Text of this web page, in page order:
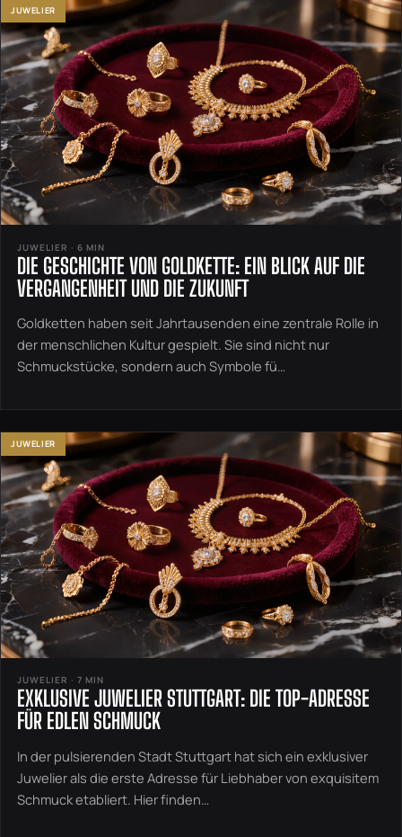
JUWELIER
JUWELIER · 6 MIN
DIE GESCHICHTE VON GOLDKETTE: EIN BLICK AUF DIE
VERGANGENHEIT UND DIE ZUKUNFT
Goldketten haben seit Jahrtausenden eine zentrale Rolle in
der menschlichen Kultur gespielt. Sie sind nicht nur
Schmuckstücke, sondern auch Symbole fü…
JUWELIER
JUWELIER · 7 MIN
EXKLUSIVE JUWELIER STUTTGART: DIE TOP-ADRESSE
FÜR EDLEN SCHMUCK
In der pulsierenden Stadt Stuttgart hat sich ein exklusiver
Juwelier als die erste Adresse für Liebhaber von exquisitem
Schmuck etabliert. Hier finden…